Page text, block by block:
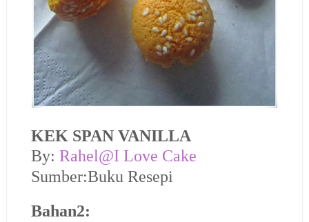
KEK SPAN VANILLA
By: Rahel@I Love Cake
Sumber:Buku Resepi
Bahan2: